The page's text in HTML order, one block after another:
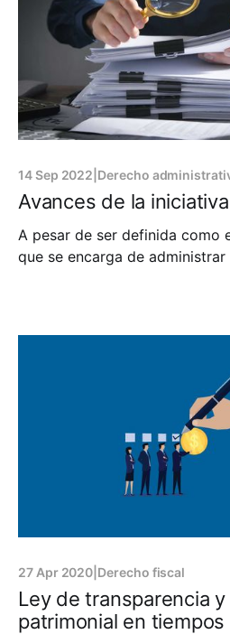
14 Sep 2022 Derecho
Avances de la
A pesar de ser definida como
que se encarga de
asuntos de naturaleza
de procedimientos o reglas,
27 Apr 2020 Derecho fiscal
Ley de transparencia
patrimonial en tiempos